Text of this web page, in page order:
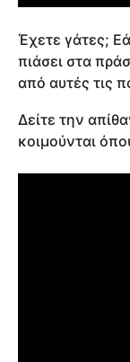
Έχετε γάτες;
πιάσει στα
από αυτές τις
Δείτε την
κοιμούνται